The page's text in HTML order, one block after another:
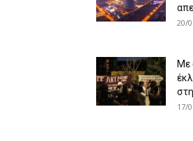
20/
Με
17/